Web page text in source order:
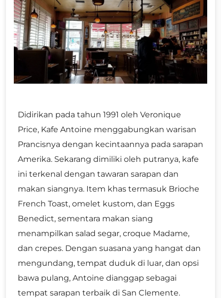
Didirikan pada tahun 1991 oleh Veronique
Price, Kafe Antoine menggabungkan warisan
Prancisnya dengan kecintaannya pada sarapan
Amerika. Sekarang dimiliki oleh putranya, kafe
ini terkenal dengan tawaran sarapan dan
makan siangnya. Item khas termasuk Brioche
French Toast, omelet kustom, dan Eggs
Benedict, sementara makan siang
menampilkan salad segar, croque Madame,
dan crepes. Dengan suasana yang hangat dan
mengundang, tempat duduk di luar, dan opsi
bawa pulang, Antoine dianggap sebagai
tempat sarapan terbaik di San Clemente.